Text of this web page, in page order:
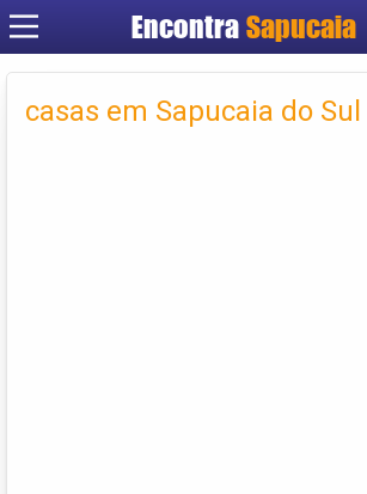
Encontra
Cadastrar
Criar conta
casas em Sapucaia do Sul